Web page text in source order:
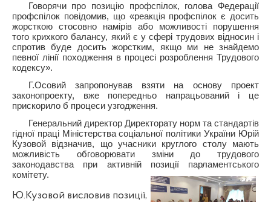
Говорячи про позицію профспілок, голова Федерації
профспілок повідомив, що «реакція профспілок є досить
жорсткою стосовно намірів або можливості порушення
того крихкого балансу, який є у сфері трудових відносин і
спротив буде досить жорстким, якщо ми не знайдемо
певної лінії походження в процесі розроблення Трудового
кодексу».
Г.Осовий запропонував взяти на основу проект
законопроекту, вже попередньо напрацьований і це
прискорило б процеси узгодження.
Генеральний директор Директорату норм та стандартів
гідної праці Міністерства соціальної політики України Юрій
Кузовой відзначив, що учасники круглого столу мають
можливість обговорювати зміни до трудового
законодавства при активній позиції парламентського
комітету.
Ю.Кузовой висловив позиції,